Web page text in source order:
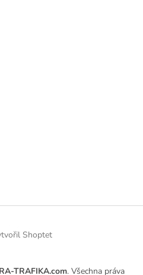
Shoptet
TRAFIKA.com. Všechna práva